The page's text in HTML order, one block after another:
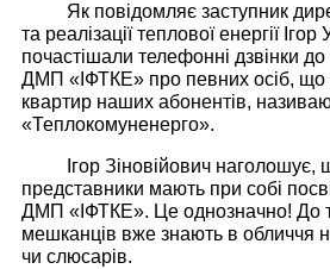
Як повідомляє заступник
та реалізації теплової енергії
почастішали телефонні дзвінки
ДМП «ІФТКЕ» про певних осіб, що
квартир наших абонентів,
«Теплокомуненерго».
Ігор Зіновійович наголошує,
представники мають при собі
ДМП «ІФТКЕ». Це однозначно! До
мешканців вже знають в обличчя
чи слюсарів.